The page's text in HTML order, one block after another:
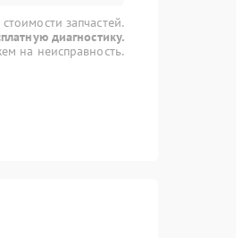
запчастей.
диагностику.
на неисправность.